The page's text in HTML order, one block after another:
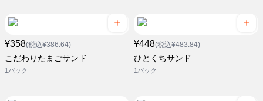
¥358(税込¥386.64)
こだわりたまごサンド
1パック
¥448(税込¥483.84)
ひとくちサンド
1パック